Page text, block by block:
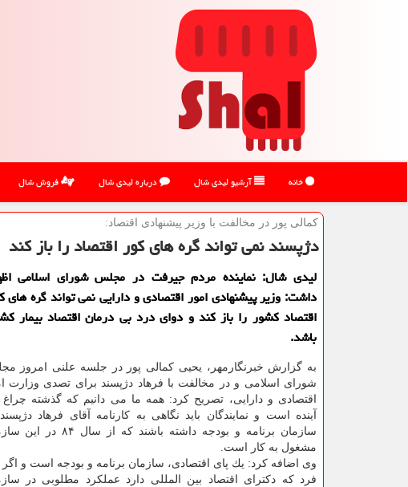
خانه آرشیو لیدی شال درباره لیدی شال فروش شال
كمالی پور در مخالفت با وزیر پیشنهادی اقتصاد:
دژپسند نمی تواند گره های كور اقتصاد را باز كند
لیدی شال: نماینده مردم جیرفت در مجلس شورای اسلامی
داشت: وزیر پیشنهادی امور اقتصادی و دارایی نمی تواند گره های
اقتصاد كشور را باز كند و دوای درد بی درمان اقتصاد بیمار
باشد.
به گزارش خبرنگارمهر، یحیی كمالی پور در جلسه علنی امروز
شورای اسلامی و در مخالفت با فرهاد دژپسند برای تصدی وزارت
اقتصادی و دارایی، تصریح كرد: همه ما می دانیم كه گذشته چراغ
آینده است و نمایندگان باید نگاهی به كارنامه آقای فرهاد
سازمان برنامه و بودجه داشته باشند كه از سال ۸۴
مشغول به كار است.
وی اضافه كرد: یك پای اقتصادی، سازمان برنامه و بودجه است و اگر
فرد كه دكترای اقتصاد بین المللی دارد عملكرد مطلوبی در